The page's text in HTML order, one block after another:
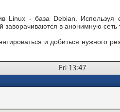
Linux - база Debian.
в анонимную сеть
и добиться нужного